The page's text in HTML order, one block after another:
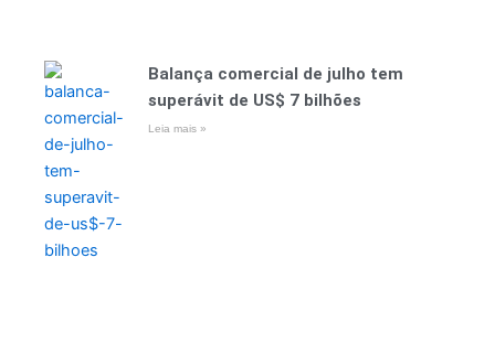
Balança comercial de julho tem
superávit de US$ 7 bilhões
Leia mais »